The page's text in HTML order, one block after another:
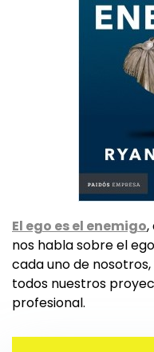
El ego es el enemigo,
nos habla sobre el
cada uno de
todos nuestros
profesional.